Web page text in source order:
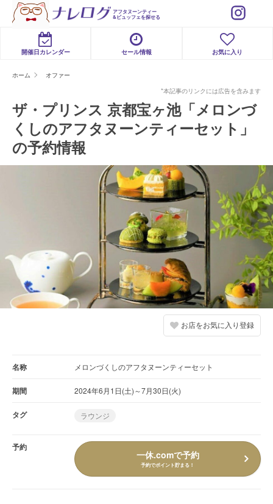
アフタヌーンティー
&ビュッフェを探せる
開催日カレンダー セール情報 お気に入り
ホーム
オファー
*本記事のリンクには広告を含みます
ザ・プリンス 京都宝ヶ池「メロンづ
くしのアフタヌーンティーセット」
の予約情報
お店をお気に入り登録
名称 メロンづくしのアフタヌーンティーセット
期間 2024年6月1日(土)～7月30日(火)
タグ ラウンジ
予約
一休.comで予約
予約でポイント貯まる！